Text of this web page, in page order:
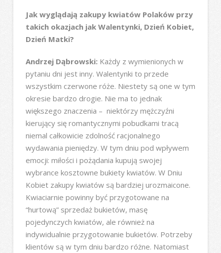
Jak wyglądają zakupy kwiatów Polaków przy
takich okazjach jak Walentynki, Dzień Kobiet,
Dzień Matki?
Andrzej Dąbrowski: Każdy z wymienionych w
pytaniu dni jest inny. Walentynki to przede
wszystkim czerwone róże. Niestety są one w tym
okresie bardzo drogie. Nie ma to jednak
większego znaczenia – niektórzy mężczyźni
kierujący się romantycznymi pobudkami tracą
niemal całkowicie zdolność racjonalnego
wydawania pieniędzy. W tym dniu pod wpływem
emocji: miłości i pożądania kupują swojej
wybrance kosztowne bukiety kwiatów. W Dniu
Kobiet zakupy kwiatów są bardziej urozmaicone.
Kwiaciarnie powinny być przygotowane na
“hurtową” sprzedaż bukietów, masę
pojedynczych kwiatów, ale również na
indywidualnie przygotowanie bukietów. Potrzeby
klientów są w tym dniu bardzo różne. Natomiast